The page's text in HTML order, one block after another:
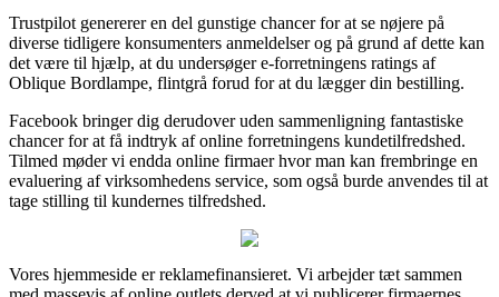
Trustpilot genererer en del gunstige chancer for at se nøjere på
diverse tidligere konsumenters anmeldelser og på grund af dette kan
det være til hjælp, at du undersøger e-forretningens ratings af
Oblique Bordlampe, flintgrå forud for at du lægger din bestilling.
Facebook bringer dig derudover uden sammenligning fantastiske
chancer for at få indtryk af online forretningens kundetilfredshed.
Tilmed møder vi endda online firmaer hvor man kan frembringe en
evaluering af virksomhedens service, som også burde anvendes til at
tage stilling til kundernes tilfredshed.
Vores hjemmeside er reklamefinansieret. Vi arbejder tæt sammen